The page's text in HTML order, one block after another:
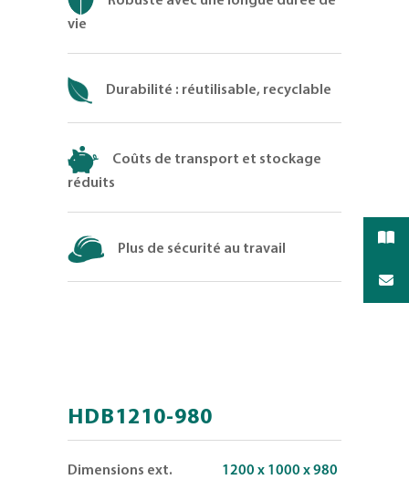
vie
Durabilité : réutilisable, recyclable
Coûts de transport et stockage
réduits
Plus de sécurité au travail
HDB1210-980
Dimensions ext. 1200 x 1000 x 980